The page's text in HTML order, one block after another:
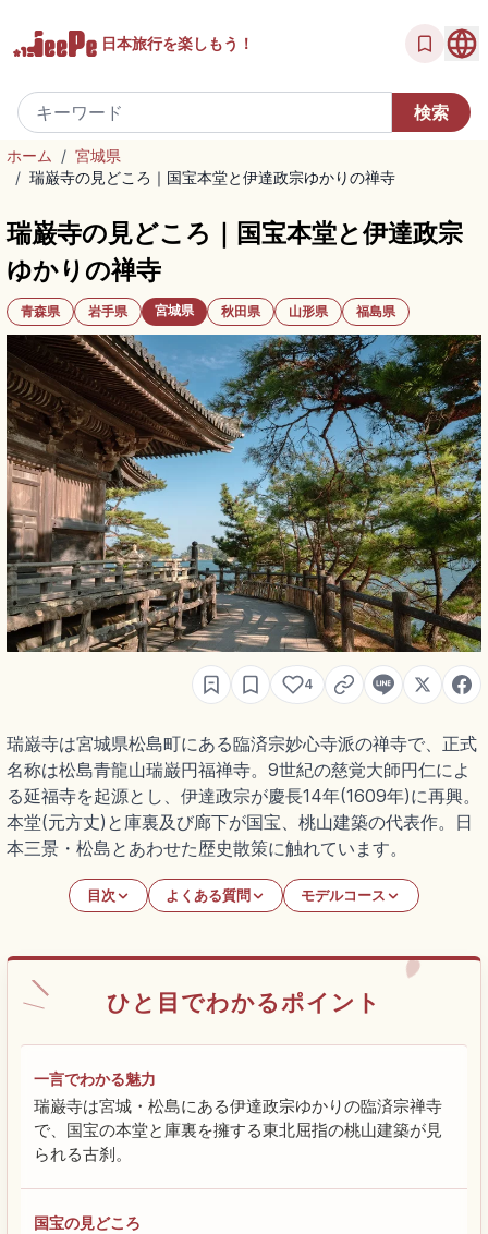
日本旅行を楽しもう！
ホーム / 宮城県
/ 瑞巌寺の見どころ｜国宝本堂と伊達政宗ゆかりの禅寺
瑞巌寺の見どころ｜国宝本堂と伊達政宗
ゆかりの禅寺
青森県 岩手県 宮城県 秋田県 山形県 福島県
4
瑞巌寺は宮城県松島町にある臨済宗妙心寺派の禅寺で、正式
名称は松島青龍山瑞巌円福禅寺。9世紀の慈覚大師円仁によ
る延福寺を起源とし、伊達政宗が慶長14年(1609年)に再興。
本堂(元方丈)と庫裏及び廊下が国宝、桃山建築の代表作。日
本三景・松島とあわせた歴史散策に触れています。
目次 よくある質問 モデルコース
ひと目でわかるポイント
一言でわかる魅力
瑞巌寺は宮城・松島にある伊達政宗ゆかりの臨済宗禅寺
で、国宝の本堂と庫裏を擁する東北屈指の桃山建築が見
られる古刹。
国宝の見どころ